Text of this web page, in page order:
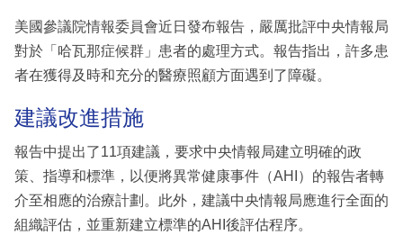
區
美國參議院情報委員會近日發布報告，嚴厲批評中央情報局
對於「哈瓦那症候群」患者的處理方式。報告指出，許多患
者在獲得及時和充分的醫療照顧方面遇到了障礙。
建議改進措施
報告中提出了11項建議，要求中央情報局建立明確的政
策、指導和標準，以便將異常健康事件（AHI）的報告者轉
介至相應的治療計劃。此外，建議中央情報局應進行全面的
組織評估，並重新建立標準的AHI後評估程序。